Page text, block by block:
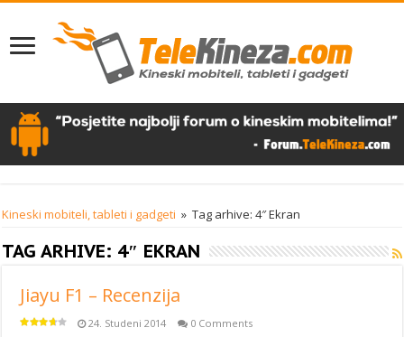
Kineski mobiteli, tableti i gadgeti » Tag arhive: 4″ Ekran
TAG ARHIVE: 4″ EKRAN
Jiayu F1 – Recenzija
24. Studeni 2014 0 Comments